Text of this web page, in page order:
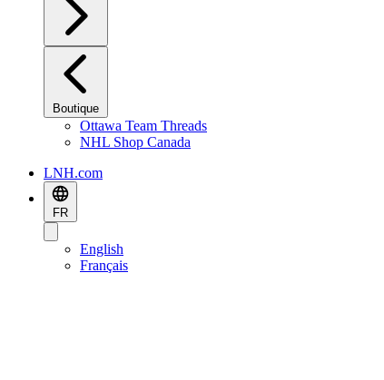
Boutique
Ottawa Team Threads
NHL Shop Canada
LNH.com
FR
English
Français